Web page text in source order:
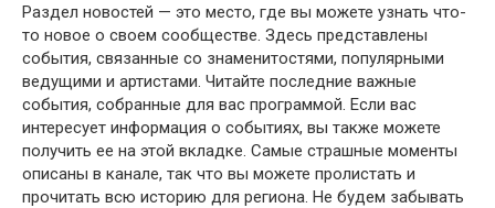
Раздел новостей — это место, где вы можете узнать что-
то новое о своем сообществе. Здесь представлены
события, связанные со знаменитостями, популярными
ведущими и артистами. Читайте последние важные
события, собранные для вас программой. Если вас
интересует информация о событиях, вы также можете
получить ее на этой вкладке. Самые страшные моменты
описаны в канале, так что вы можете пролистать и
прочитать всю историю для региона. Не будем забывать